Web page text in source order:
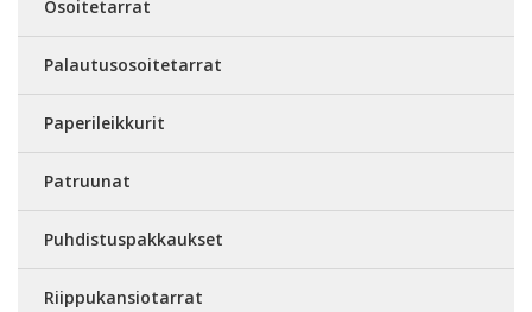
Osoitetarrat
Palautusosoitetarrat
Paperileikkurit
Patruunat
Puhdistuspakkaukset
Riippukansiotarrat